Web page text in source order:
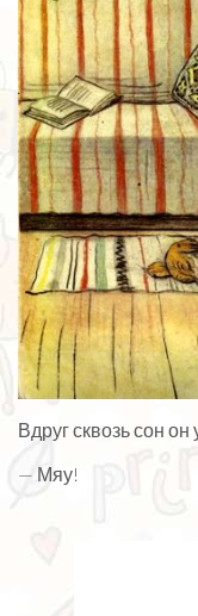
Вдруг сквозь сон он
— Мяу!